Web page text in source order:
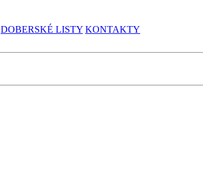
DOBERSKÉ LISTY KONTAKTY